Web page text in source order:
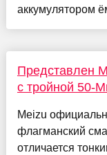
аккумулятором
Представлен
с тройной 50-
Meizu
флагманский
отличается